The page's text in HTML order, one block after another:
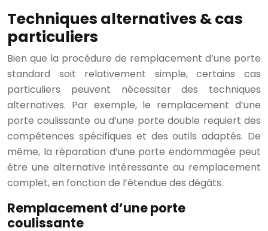
Techniques alternatives & cas
particuliers
Bien que la procédure de remplacement d’une porte
standard soit relativement simple, certains cas
particuliers peuvent nécessiter des techniques
alternatives. Par exemple, le remplacement d’une
porte coulissante ou d’une porte double requiert des
compétences spécifiques et des outils adaptés. De
même, la réparation d’une porte endommagée peut
être une alternative intéressante au remplacement
complet, en fonction de l’étendue des dégâts.
Remplacement d’une porte
coulissante